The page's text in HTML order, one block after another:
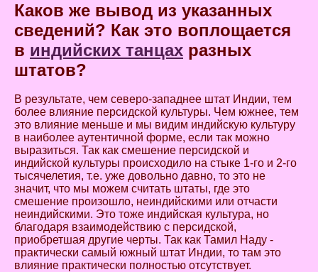
Каков же вывод из указанных
сведений? Как это воплощается
в индийских танцах разных
штатов?
В результате, чем северо-западнее штат Индии, тем
более влияние персидской культуры. Чем южнее, тем
это влияние меньше и мы видим индийскую культуру
в наиболее аутентичной форме, если так можно
выразиться. Так как смешение персидской и
индийской культуры происходило на стыке 1-го и 2-го
тысячелетия, т.е. уже довольно давно, то это не
значит, что мы можем считать штаты, где это
смешение произошло, неиндийскими или отчасти
неиндийскими. Это тоже индийская культура, но
благодаря взаимодействию с персидской,
приобретшая другие черты. Так как Тамил Наду -
практически самый южный штат Индии, то там это
влияние практически полностью отсутствует.